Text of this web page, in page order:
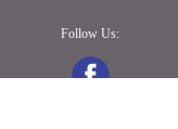
Follow Us: